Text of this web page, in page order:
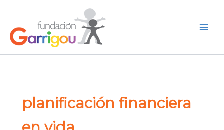
contenido
Buscar
planificación financiera